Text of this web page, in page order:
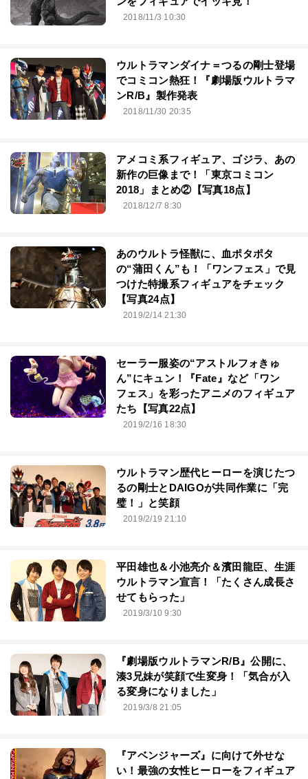
2018/11/3 10:30
ウルトラマンダイナ＝つるの剛士登場
でコミコン熱狂！『劇場版ウルトラマ
ンR/B』製作発表
2018/11/30 20:35
アメコミ系フィギュア、ゴジラ、あの
新作の巨像まで！「東京コミコン
2018」まとめ②【写真18点】
2018/12/7 8:30
あのウルトラ怪獣に、血ポタポタ
の“蒲田くん”も！「ワンフェス」で見
つけた特撮系フィギュアをチェック
【写真24点】
2019/2/14 21:30
セーラー服姿の“アストルフォきゅ
ん”にキュン！『Fate』など「ワン
フェス」を彩ったアニメのフィギュア
たち【写真22点】
2019/2/16 18:30
ウルトラマン歴代ヒーローを演じたつ
るの剛士とDAIGOが共同作業に「完
璧！」と笑顔
2019/2/19 21:10
平田雄也＆小池亮介＆濱田龍臣、生涯
ウルトラマン宣言！「たくさん成長さ
せてもらった」
2019/3/10 9:30
『劇場版ウルトラマンR/B』公開に、
湊3兄妹が笑顔で生変身！「気合が入
る変身になりました」
2019/3/8 21:05
『アベンジャーズ』に向けて外せな
い！最強の女性ヒーローをフィギュア